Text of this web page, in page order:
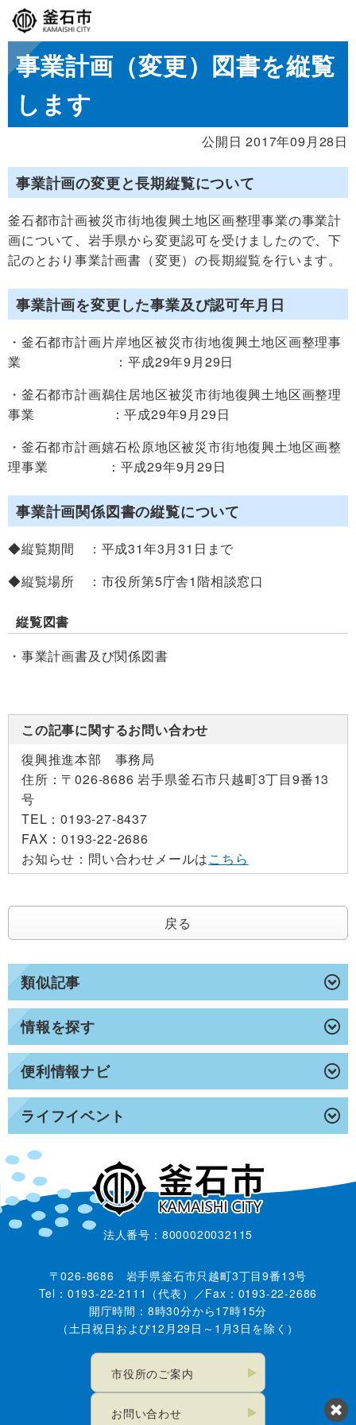
類似記事
情報を探す
便利情報ナビ
ライフイベント
事業計画（変更）図書を縦覧
します
公開日 2017年09月28日
事業計画の変更と長期縦覧について
釜石都市計画被災市街地復興土地区画整理事業の事業計
画について、岩手県から変更認可を受けましたので、下
記のとおり事業計画書（変更）の長期縦覧を行います。
事業計画を変更した事業及び認可年月日
・釜石都市計画片岸地区被災市街地復興土地区画整理事
業 ：平成29年9月29日
・釜石都市計画鵜住居地区被災市街地復興土地区画整理
事業 ：平成29年9月29日
・釜石都市計画嬉石松原地区被災市街地復興土地区画整
理事業 ：平成29年9月29日
事業計画関係図書の縦覧について
◆縦覧期間 ：平成31年3月31日まで
◆縦覧場所 ： 市役所第5庁舎1階相談窓口
縦覧図書
・事業計画書及び関係図書
この記事に関するお問い合わせ
復興推進本部 事務局
住所： 〒026-8686 岩手県釜石市只越町3丁目9番13
号
TEL：0193-27-8437
FAX：0193-22-2686
お知らせ： 問い合わせメールはこちら
戻る
法人番号：8000020032115
〒026-8686 岩手県釜石市只越町3丁目9番13号
Tel：0193-22-2111（代表）／Fax：0193-22-2686
開庁時間：8時30分から17時15分
（土日祝日および12月29日～1月3日を除く）
市役所のご案内
お問い合わせ